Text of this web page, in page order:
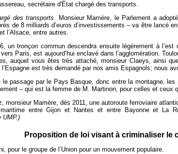
secrétaire d'État chargé des transports.
des transports.
Monsieur Mamère, le Parlement a
de 8 milliards d’euros d’investissements – va être
l’Alsace, entre autres.
un tronçon commun descendra ensuite légèrement à
Paris, est aujourd’hui enclavé dans l’agglomération.
auquel vous êtes très attaché, monsieur Claeys, ainsi
est très demandé par nos amis Espagnols; nous
le passage par le Pays Basque, donc entre la montagne,
– qui est la femme de M. Martinon, pour celles et
Mamère, dès 2011, une autoroute ferroviaire
entre Gijon et Nantes et entre Bayonne et La
UMP.)
Proposition de loi visant à criminaliser le
pour le groupe de l’Union pour un mouvement populaire.